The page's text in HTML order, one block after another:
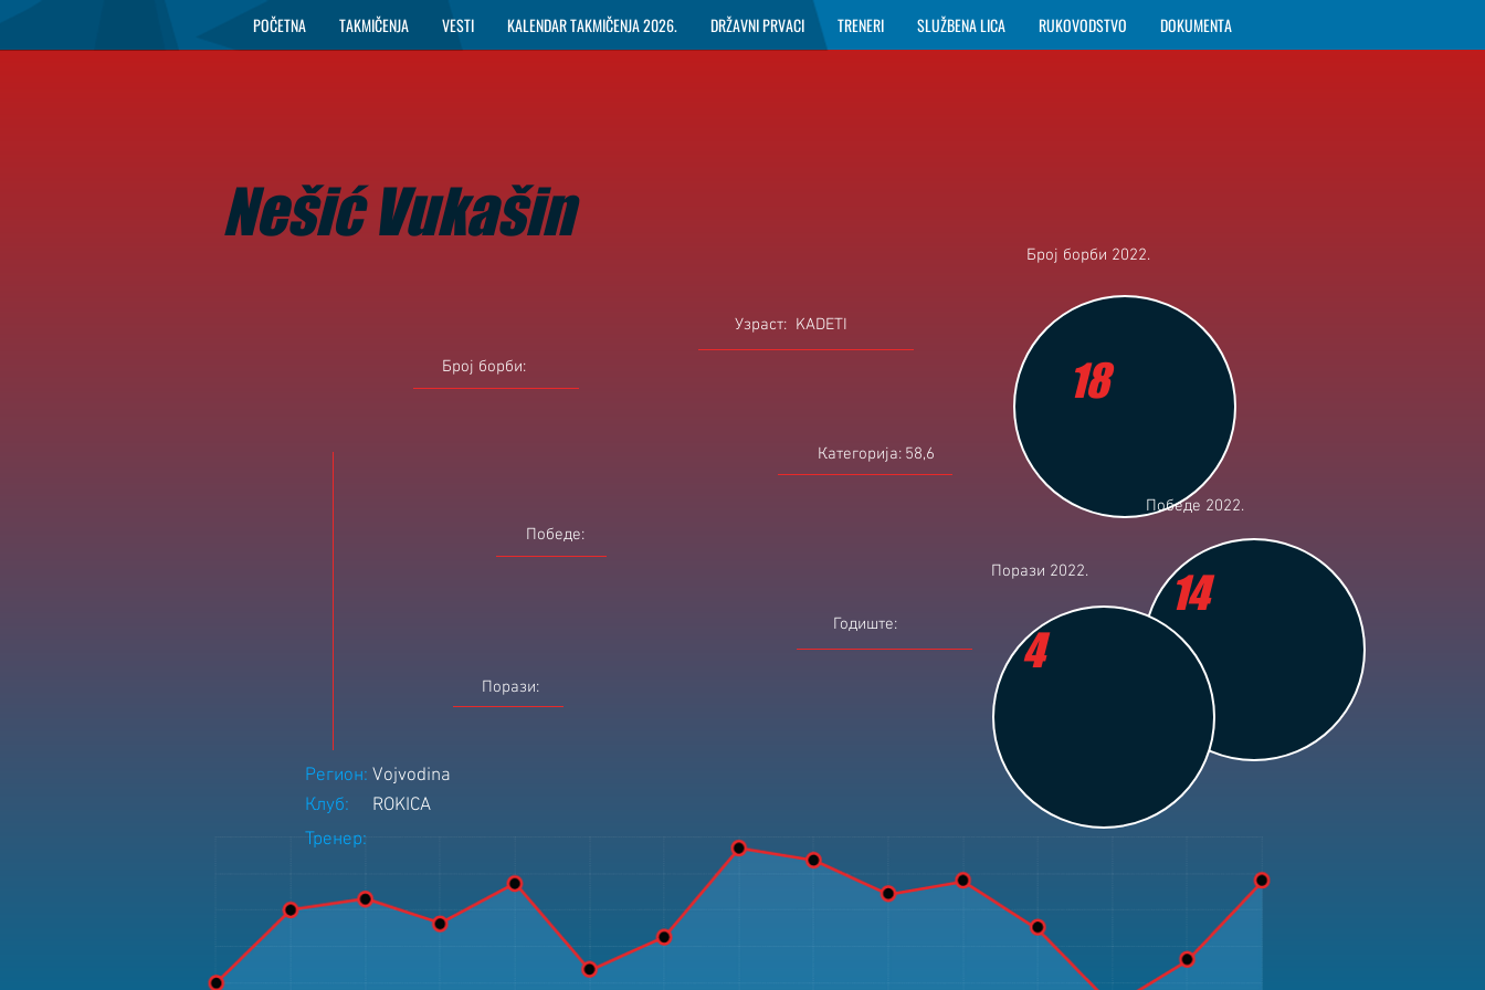
POČETNA TAKMIČENJA VESTI KALENDAR TAKMIČENJA 2026. DRŽAVNI PRVACI TRENERI SLUŽBENA LICA RUKOVODSTVO DOKUMENTA
Nešić Vukašin
Број борби 2022.
Број борби:
Узраст:
Категорија:
KADETI
58,6
Победе:
Годиште:
Порази:
Победе 2022.
Порази 2022.
18
14
4
Регион: Vojvodina
Клуб:
ROKICA
Тренер: